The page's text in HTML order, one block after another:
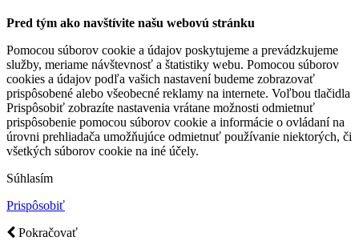
Pred tým ako navštívite našu webovú stránku
Pomocou súborov cookie a údajov poskytujeme a prevádzkujeme
služby, meriame návštevnosť a štatistiky webu. Pomocou súborov
cookies a údajov podľa vašich nastavení budeme zobrazovať
prispôsobené alebo všeobecné reklamy na internete. Voľbou tlačidla
Prispôsobiť zobrazíte nastavenia vrátane možnosti odmietnuť
prispôsobenie pomocou súborov cookie a informácie o ovládaní na
úrovni prehliadača umožňujúce odmietnuť používanie niektorých, či
všetkých súborov cookie na iné účely.
Súhlasím
Prispôsobiť
Pokračovať